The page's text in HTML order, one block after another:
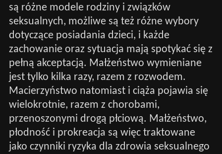
są różne modele rodziny i związków
seksualnych, możliwe są też różne wybory
dotyczące posiadania dzieci, i każde
zachowanie oraz sytuacja mają spotykać się z
pełną akceptacją. Małżeństwo wymieniane
jest tylko kilka razy, razem z rozwodem.
Macierzyństwo natomiast i ciąża pojawia się
wielokrotnie, razem z chorobami,
przenoszonymi drogą płciową. Małżeństwo,
płodność i prokreacja są więc traktowane
jako czynniki ryzyka dla zdrowia seksualnego